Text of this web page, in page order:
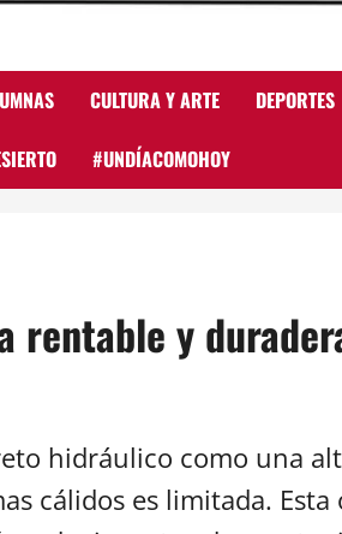
CULTURA Y ARTE DEPORTES
#UNDÍACOMOHOY
rentable y
hidráulico como una
cálidos es limitada. Esta